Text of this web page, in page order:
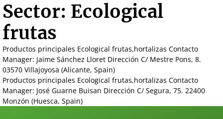
Sector: Ecological
frutas
Productos principales Ecological frutas,hortalizas Contacto
Manager: Jaime Sánchez Lloret Dirección C/ Mestre Pons, 8.
03570 Villajoyosa (Alicante, Spain)
Productos principales Ecological frutas,hortalizas Contacto
Manager: José Guarne Buisan Dirección C/ Segura, 75. 22400
Monzón (Huesca, Spain)